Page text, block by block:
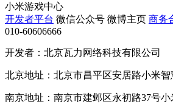
小米游戏中心
开发者平台 微信公众号 微博主页 商务
010-60606666
开发者：北京瓦力网络科技有限公司
北京地址：北京市昌平区安居路小米智
南京地址：南京市建邺区永初路37号